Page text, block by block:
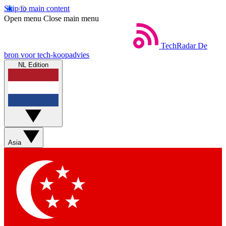
Skip to main content
Open menu Close main menu
TechRadar De
bron voor tech-koopadvies
NL Edition
Asia